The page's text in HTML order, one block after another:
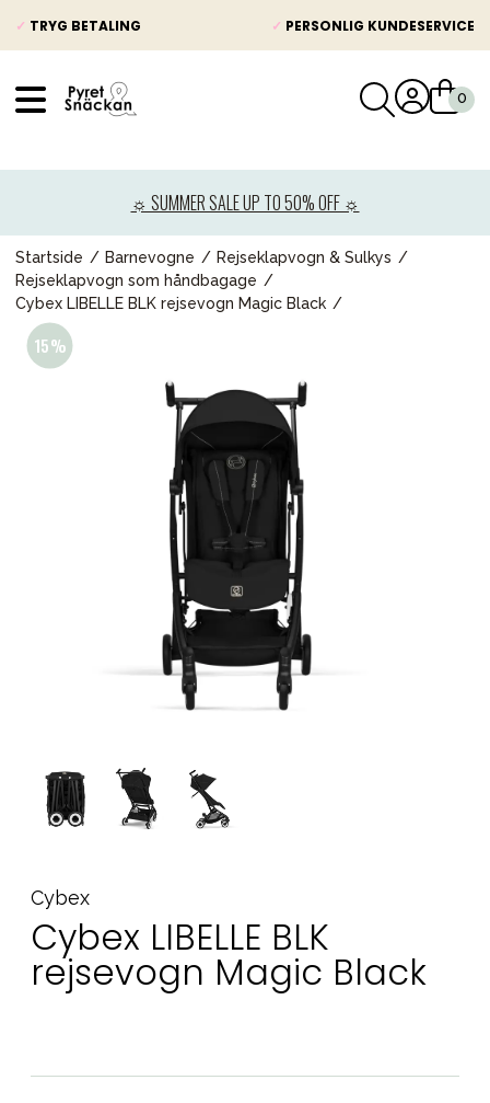
✓ TRYG BETALING ✓ PERSONLIG KUNDESERVICE
☼ SUMMER SALE UP TO 50% OFF ☼
Startside Barnevogne
Rejseklapvogn & Sulkys
Rejseklapvogn som håndbagage
Cybex LIBELLE BLK rejsevogn Magic Black
Cybex
Cybex LIBELLE BLK
rejsevogn Magic Black
Barnevogne
Autostole
Babypakke
Legetøj og spil
Mor & Far
Møbler & sengetøj
Tilbehør
Reservedele
Kampagner
Tips til gaver
Vores favoritter
Mærker
Sol og svømning